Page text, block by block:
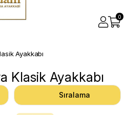
0
Ayakkabı
Klasik Ayakkabı
Sıralama